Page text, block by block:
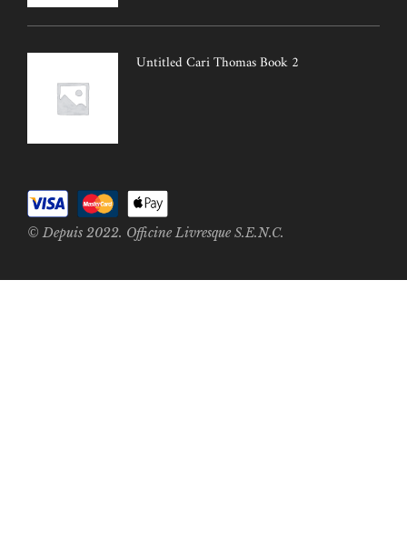
Untitled Cari Thomas Book 2
© Depuis 2022. Officine Livresque S.E.N.C.